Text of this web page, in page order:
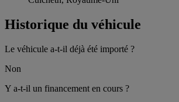
Historique du véhicule
Le véhicule a-t-il déjà été importé ?
Non
Y a-t-il un financement en cours ?